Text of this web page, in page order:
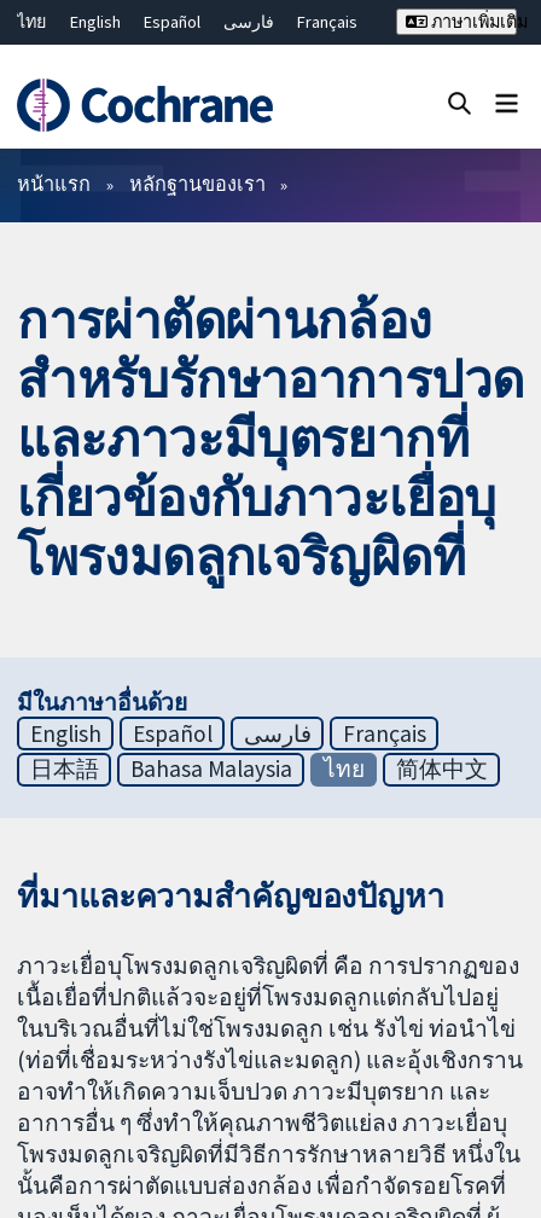
ไทย English Español فارسی
Français
Bahasa Malaysia
繁體中文 简体中文
ภาษาเพิ่มเติม
ตัวกรอง
หน้าแรก หลักฐานของเรา
การผ่าตัดผ่านกล้อง
สำหรับรักษาอาการปวด
และภาวะมีบุตรยากที่
เกี่ยวข้องกับภาวะเยื่อบุ
โพรงมดลูกเจริญผิดที่
มีในภาษาอื่นด้วย
English
Español فارسی
Français
日本語
Bahasa Malaysia ไทย 简体中文
ที่มาและความสำคัญของปัญหา
ภาวะเยื่อบุโพรงมดลูกเจริญผิดที่ คือ การปรากฏของ
เนื้อเยื่อที่ปกติแล้วจะอยู่ที่โพรงมดลูกแต่กลับไปอยู่
ในบริเวณอื่นที่ไม่ใช่โพรงมดลูก เช่น รังไข่ ท่อนำไข่
(ท่อที่เชื่อมระหว่างรังไข่และมดลูก) และอุ้งเชิงกราน
อาจทำให้เกิดความเจ็บปวด ภาวะมีบุตรยาก และ
อาการอื่น ๆ ซึ่งทำให้คุณภาพชีวิตแย่ลง ภาวะเยื่อบุ
โพรงมดลูกเจริญผิดที่มีวิธีการรักษาหลายวิธี หนึ่งใน
นั้นคือการผ่าตัดแบบส่องกล้อง เพื่อกำจัดรอยโรคที่